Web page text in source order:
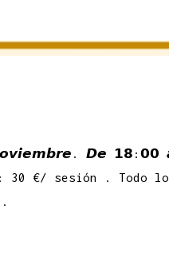
𝘿𝙚 𝟭𝟴:𝟬𝟬
: 30 €/ sesión . Todo lo